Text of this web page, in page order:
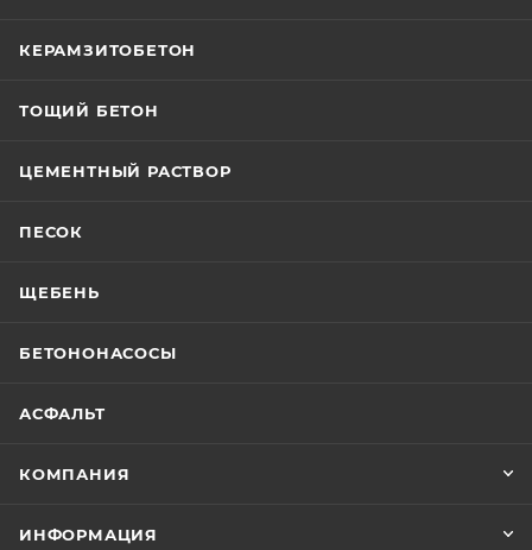
КЕРАМЗИТОБЕТОН
ТОЩИЙ БЕТОН
ЦЕМЕНТНЫЙ РАСТВОР
ПЕСОК
ЩЕБЕНЬ
БЕТОНОНАСОСЫ
АСФАЛЬТ
КОМПАНИЯ
ИНФОРМАЦИЯ